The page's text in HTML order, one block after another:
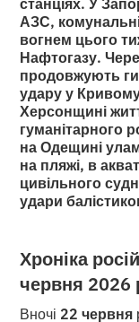
АЗС,
вогнем цього
Нафтогазу.
продовжують
удару у
Херсонщині
гуманітарного
на Одещині
на пляжі, в
цивільного
удари
Хроніка
червня 2026
Вночі 22 червня